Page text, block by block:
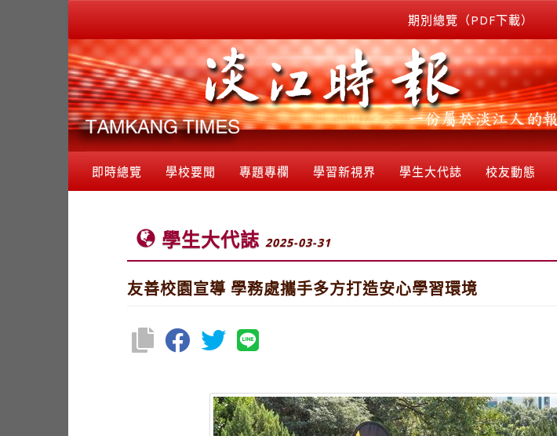
期別總覽（PDF下載）
即時總覽 學校要聞 專題專欄 學習新視界 學生大代誌 校友動態
學生大代誌 2025-03-31
友善校園宣導 學務處攜手多方打造安心學習環境